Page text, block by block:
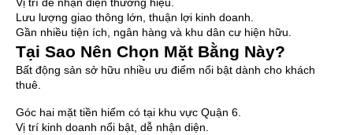
Vị trí dễ nhận diện thương hiệu.
Lưu lượng giao thông lớn, thuận lợi kinh doanh.
Gần nhiều tiện ích, ngân hàng và khu dân cư hiện hữu.
Tại Sao Nên Chọn Mặt Bằng Này?
Bất động sản sở hữu nhiều ưu điểm nổi bật dành cho khách
thuê.
Góc hai mặt tiền hiếm có tại khu vực Quận 6.
Vị trí kinh doanh nổi bật, dễ nhận diện.